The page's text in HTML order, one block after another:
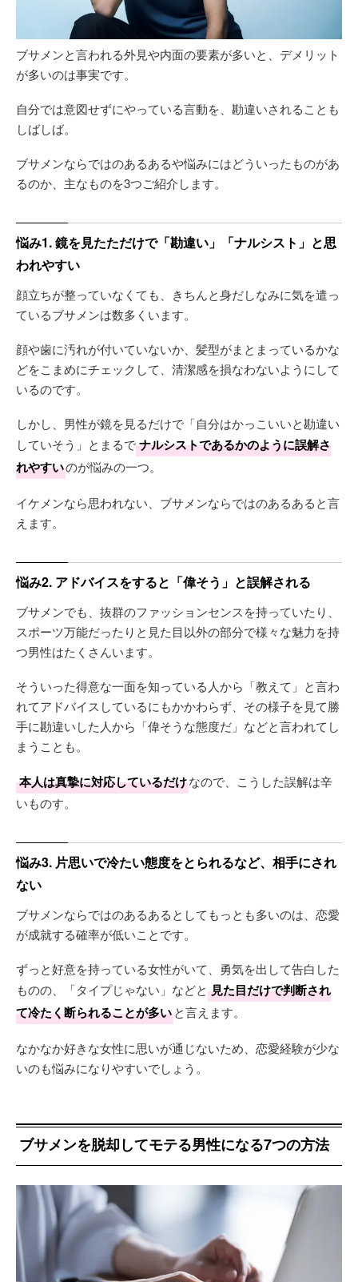
ブサメンと言われる外見や内面の要素が多いと、デメリット
が多いのは事実です。
自分では意図せずにやっている言動を、勘違いされることも
しばしば。
ブサメンならではのあるあるや悩みにはどういったものがあ
るのか、主なものを3つご紹介します。
悩み1. 鏡を見たただけで「勘違い」「ナルシスト」と思
われやすい
顔立ちが整っていなくても、きちんと身だしなみに気を遣っ
ているブサメンは数多くいます。
顔や歯に汚れが付いていないか、髪型がまとまっているかな
どをこまめにチェックして、清潔感を損なわないようにして
いるのです。
しかし、男性が鏡を見るだけで「自分はかっこいいと勘違い
していそう」とまるでナルシストであるかのように誤解さ
れやすいのが悩みの一つ。
イケメンなら思われない、ブサメンならではのあるあると言
えます。
悩み2. アドバイスをすると「偉そう」と誤解される
ブサメンでも、抜群のファッションセンスを持っていたり、
スポーツ万能だったりと見た目以外の部分で様々な魅力を持
つ男性はたくさんいます。
そういった得意な一面を知っている人から「教えて」と言わ
れてアドバイスしているにもかかわらず、その様子を見て勝
手に勘違いした人から「偉そうな態度だ」などと言われてし
まうことも。
本人は真摯に対応しているだけなので、こうした誤解は辛
いものす。
悩み3. 片思いで冷たい態度をとられるなど、相手にされ
ない
ブサメンならではのあるあるとしてもっとも多いのは、恋愛
が成就する確率が低いことです。
ずっと好意を持っている女性がいて、勇気を出して告白した
ものの、「タイプじゃない」などと 見た目だけで判断され
て冷たく断られることが多いと言えます。
なかなか好きな女性に思いが通じないため、恋愛経験が少な
いのも悩みになりやすいでしょう。
ブサメンを脱却してモテる男性になる7つの方法